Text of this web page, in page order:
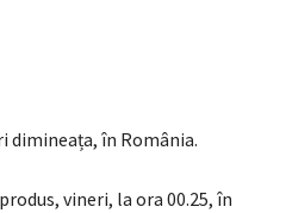
dimineața, în România.
vineri, la ora 00.25, în